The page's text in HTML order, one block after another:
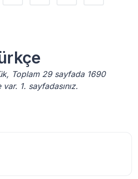
Toplam 29 sayfada 1690
1. sayfadasınız.